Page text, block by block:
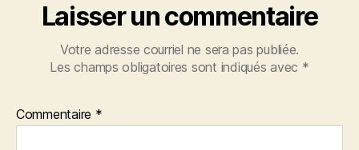
Laisser un commentaire
Votre adresse courriel ne sera pas publiée.
Les champs obligatoires sont indiqués avec *
Commentaire *